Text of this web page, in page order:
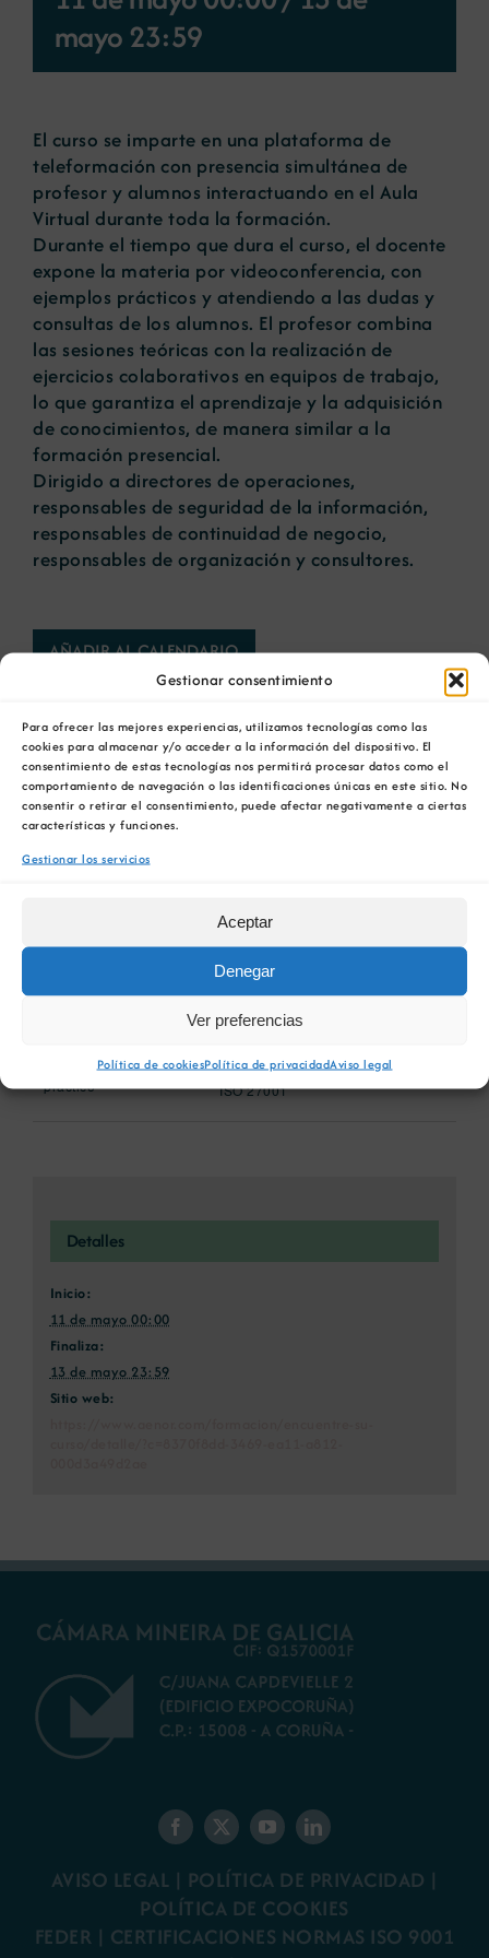
Gestionar consentimiento
Para ofrecer las mejores experiencias, utilizamos tecnologías como las
cookies para almacenar y/o acceder a la información del dispositivo. El
consentimiento de estas tecnologías nos permitirá procesar datos como el
comportamiento de navegación o las identificaciones únicas en este sitio. No
consentir o retirar el consentimiento, puede afectar negativamente a ciertas
características y funciones.
Gestionar los servicios
Aceptar
Denegar
Ver preferencias
Política de cookiesPolítica de privacidadAviso legal
Portal de empleo
Contacto
mayo 23:59
El curso se imparte en una plataforma de
teleformación con presencia simultánea de
profesor y alumnos interactuando en el Aula
Virtual durante toda la formación.
Durante el tiempo que dura el curso, el docente
expone la materia por videoconferencia, con
ejemplos prácticos y atendiendo a las dudas y
consultas de los alumnos. El profesor combina
las sesiones teóricas con la realización de
ejercicios colaborativos en equipos de trabajo,
lo que garantiza el aprendizaje y la adquisición
de conocimientos, de manera similar a la
formación presencial.
Dirigido a directores de operaciones,
responsables de seguridad de la información,
responsables de continuidad de negocio,
responsables de organización y consultores.
AÑADIR AL CALENDARIO
Comparta esta información en su red Social
electrónico
Curso VG-02 La gestión
de indicadores. Taller
práctico
Curso IS-02 Implantación de un
seguridad de la información según
ISO 27001
Detalles
Inicio:
11 de mayo 00:00
Finaliza:
13 de mayo 23:59
Sitio web:
AVISO LEGAL | POLÍTICA DE PRIVACIDAD |
POLÍTICA DE COOKIES
FEDER | CERTIFICACIONES NORMAS ISO 9001